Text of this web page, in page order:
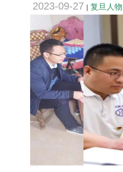
2023-09-27 复旦人物